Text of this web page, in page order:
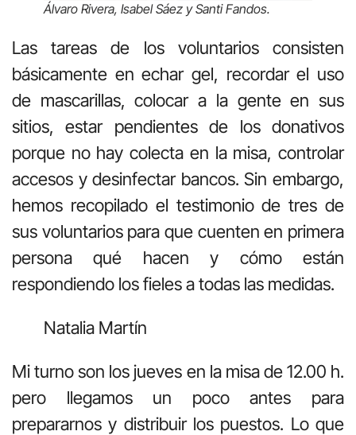
Álvaro Rivera, Isabel Sáez y Santi Fandos.
Las tareas de los voluntarios consisten
básicamente en echar gel, recordar el uso
de mascarillas, colocar a la gente en sus
sitios, estar pendientes de los donativos
porque no hay colecta en la misa, controlar
accesos y desinfectar bancos. Sin embargo,
hemos recopilado el testimonio de tres de
sus voluntarios para que cuenten en primera
persona qué hacen y cómo están
respondiendo los fieles a todas las medidas.
Natalia Martín
Mi turno son los jueves en la misa de 12.00 h.
pero llegamos un poco antes para
prepararnos y distribuir los puestos. Lo que